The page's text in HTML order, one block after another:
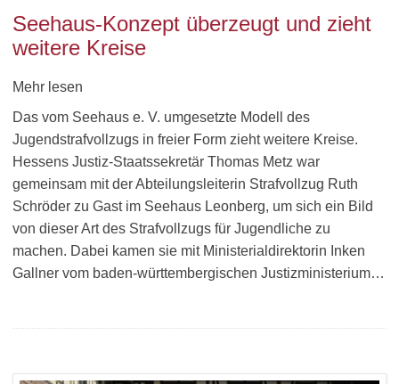
Seehaus-Konzept überzeugt und zieht
weitere Kreise
Mehr lesen
Das vom Seehaus e. V. umgesetzte Modell des
Jugendstrafvollzugs in freier Form zieht weitere Kreise.
Hessens Justiz-Staatssekretär Thomas Metz war
gemeinsam mit der Abteilungsleiterin Strafvollzug Ruth
Schröder zu Gast im Seehaus Leonberg, um sich ein Bild
von dieser Art des Strafvollzugs für Jugendliche zu
machen. Dabei kamen sie mit Ministerialdirektorin Inken
Gallner vom baden-württembergischen Justizministerium…